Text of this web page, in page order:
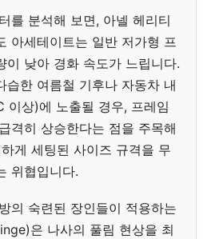
를 분석해 보면, 아넬 헤리티
아세테이트는 일반 저가형 프
이 낮아 경화 속도가 느립니다.
습한 여름철 기후나 자동차 내
이상)에 노출될 경우, 프레임
격히 상승한다는 점을 주목해
게 세팅된 사이즈 규격을 무
위협입니다.
의 숙련된 장인들이 적용하는
은 나사의 풀림 현상을 최